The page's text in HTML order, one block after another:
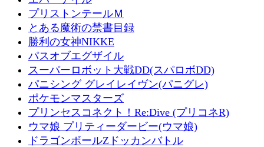
プリストンテールＭ
とある魔術の禁書目録
勝利の女神NIKKE
パスオブエグザイル
スーパーロボット大戦DD(スパロボDD)
パニシング グレイレイヴン(パニグレ)
ポケモンマスターズ
プリンセスコネクト！Re:Dive (プリコネR)
ウマ娘 プリティーダービー(ウマ娘)
ドラゴンボールZドッカンバトル